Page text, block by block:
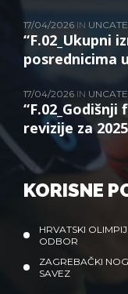
17/04/2026 IN
“F.02_Ukupni
posrednicima
17/04/2026 IN
revizije za
KORISNE
HRVATSKI
ODBOR
ZAGREBAČKI
SAVEZ